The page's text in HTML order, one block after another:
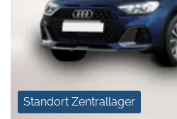
Standort Zentrallager